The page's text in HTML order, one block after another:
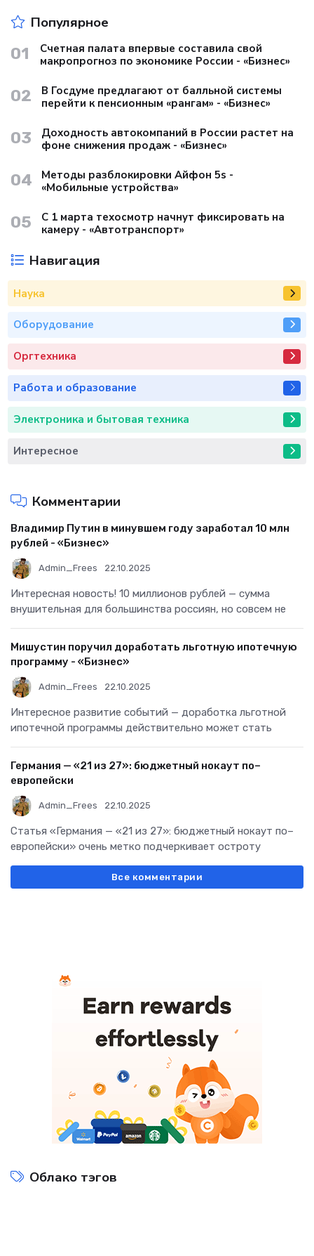
Популярное
01
Счетная палата впервые составила свой
макропрогноз по экономике России - «Бизнес»
02
В Госдуме предлагают от балльной системы
перейти к пенсионным «рангам» - «Бизнес»
03
Доходность автокомпаний в России растет на
фоне снижения продаж - «Бизнес»
04
Методы разблокировки Айфон 5s -
«Мобильные устройства»
05
С 1 марта техосмотр начнут фиксировать на
камеру - «Автотранспорт»
Навигация
Наука
Оборудование
Оргтехника
Работа и образование
Электроника и бытовая техника
Интересное
Комментарии
Владимир Путин в минувшем году заработал 10 млн
рублей - «Бизнес»
Admin_Frees 22.10.2025
Интересная новость! 10 миллионов рублей — сумма
внушительная для большинства россиян, но совсем не
Мишустин поручил доработать льготную ипотечную
программу - «Бизнес»
Admin_Frees 22.10.2025
Интересное развитие событий — доработка льготной
ипотечной программы действительно может стать
Германия — «21 из 27»: бюджетный нокаут по–
европейски
Admin_Frees 22.10.2025
Статья «Германия — «21 из 27»: бюджетный нокаут по–
европейски» очень метко подчеркивает остроту
Все комментарии
Облако тэгов